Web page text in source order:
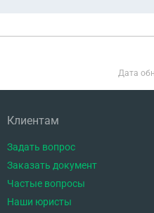
Дата
Клиентам
Задать вопрос
Заказать документ
Частые вопросы
Наши юристы